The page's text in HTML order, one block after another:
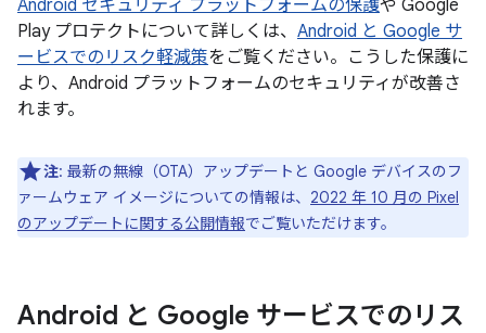
Android セキュリティ プラットフォームの保護や Google
Play プロテクトについて詳しくは、 Android と Google サ
ービスでのリスク軽減策をご覧ください。こうした保護に
より、Android プラットフォームのセキュリティが改善さ
れます。
注: 最新の無線（OTA）アップデートと Google デバイスのフ
ァームウェア イメージについての情報は、 2022 年 10 月の Pixel
のアップデートに関する公開情報でご覧いただけます。
Android と Google サービスでのリス